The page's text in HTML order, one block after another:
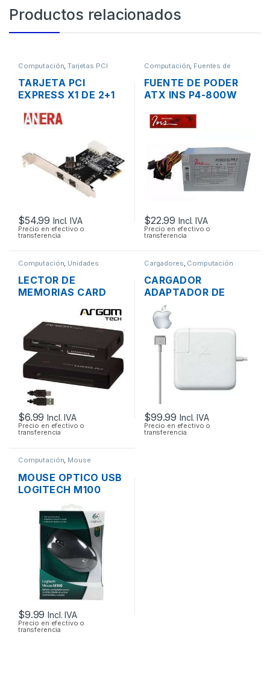
Productos relacionados
Computación,Tarjetas PCI
TARJETA PCI
EXPRESS X1 DE 2+1
IEEE-1394 PUERTO
$54.99 Incl. IVA
Precio en efectivo o
transferencia
Computación, Fuentes de
Poder
FUENTE DE PODER
ATX INS P4-800W
CONECTORES
SATA/IDE 38A
$22.99 Incl. IVA
Precio en efectivo o
transferencia
Computación Unidades
Opticas - Lectores
LECTOR DE
MEMORIAS CARD
ARGOM 88R USB 2.0
TODO EN 1
$6.99 Incl. IVA
Precio en efectivo o
transferencia
Cargadores Computación
CARGADOR
ADAPTADOR DE
ENERGÍA PARA
LAPTOP MAC APPLE
MAGSAFE 2 20V
4.25A 85W ORIGINAL
+ CABLE DE PODER
$99.99 Incl. IVA
Precio en efectivo o
transferencia
Computación, Mouse
MOUSE OPTICO USB
LOGITECH M100
$9.99 Incl. IVA
Precio en efectivo o
transferencia